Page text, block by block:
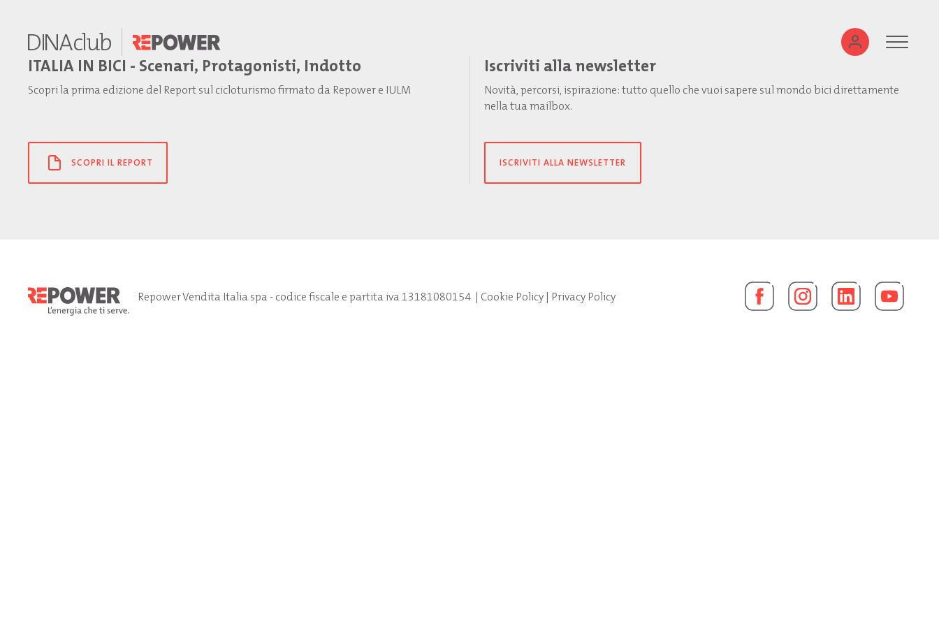
ITALIA IN BICI - Scenari, Protagonisti, Indotto
Scopri la prima edizione del Report sul cicloturismo firmato da Repower e IULM
SCOPRI IL REPORT
Iscriviti alla newsletter
Novità, percorsi, ispirazione: tutto quello che vuoi sapere sul mondo bici direttamente
nella tua mailbox.
ISCRIVITI ALLA NEWSLETTER
Repower Vendita Italia spa - codice fiscale e partita iva 13181080154| Cookie Policy| Privacy Policy